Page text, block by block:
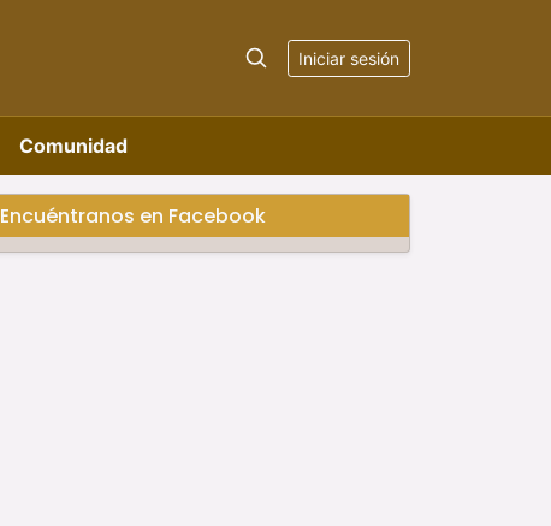
Iniciar sesión
Comunidad
Encuéntranos en Facebook